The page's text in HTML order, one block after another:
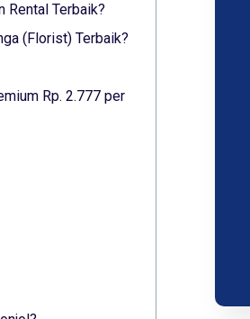
Rental Terbaik?
(Florist) Terbaik?
Rp. 2.777 per